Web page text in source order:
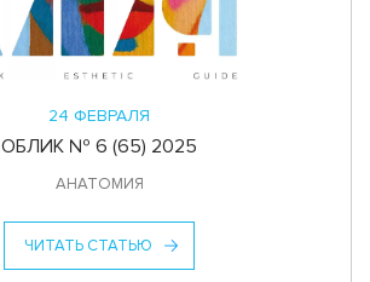
24 ФЕВРАЛЯ
ОБЛИК № 6 (65) 2025
АНАТОМИЯ
ЧИТАТЬ СТАТЬЮ